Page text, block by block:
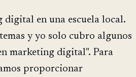
digital en una escuela local.
y yo solo cubro algunos
marketing digital". Para
proporcionar